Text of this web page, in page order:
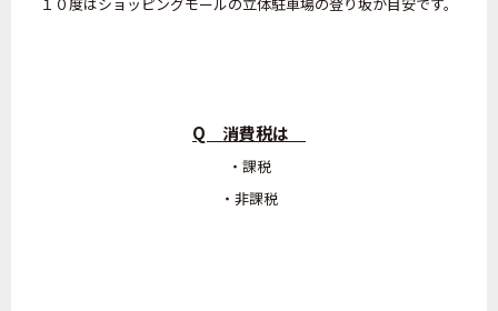
Q 消費税は
・課税
・非課税